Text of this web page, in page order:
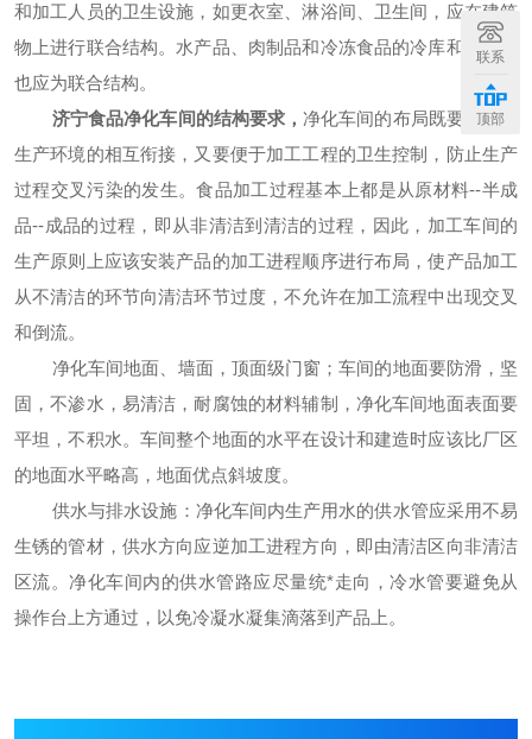
和加工人员的卫生设施，如更衣室、淋浴间、卫生间，应在建筑
物上进行联合结构。水产品、肉制品和冷冻食品的冷库和加工区
也应为联合结构。
济宁食品净化车间的结构要求 ，净化车间的布局既要便于各
生产环境的相互衔接，又要便于加工工程的卫生控制，防止生产
过程交叉污染的发生。食品加工过程基本上都是从原材料--半成
品--成品的过程，即从非清洁到清洁的过程，因此，加工车间的
生产原则上应该安装产品的加工进程顺序进行布局，使产品加工
从不清洁的环节向清洁环节过度，不允许在加工流程中出现交叉
和倒流。
净化车间地面、墙面，顶面级门窗；车间的地面要防滑，坚
固，不渗水，易清洁，耐腐蚀的材料辅制，净化车间地面表面要
平坦，不积水。车间整个地面的水平在设计和建造时应该比厂区
的地面水平略高，地面优点斜坡度。
供水与排水设施：净化车间内生产用水的供水管应采用不易
生锈的管材，供水方向应逆加工进程方向，即由清洁区向非清洁
区流。净化车间内的供水管路应尽量统*走向，冷水管要避免从
操作台上方通过，以免冷凝水凝集滴落到产品上。
联系
顶部